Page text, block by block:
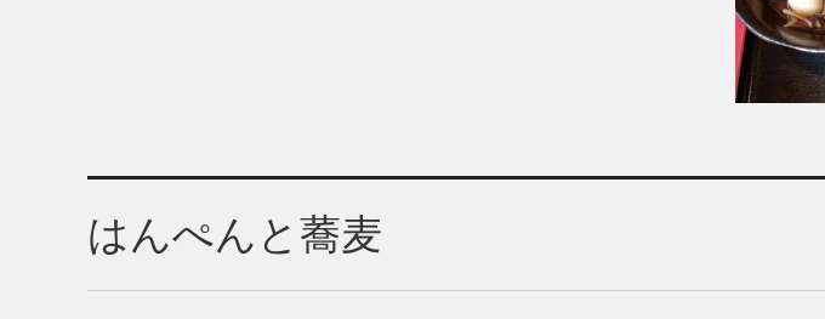
はんぺんと蕎麦